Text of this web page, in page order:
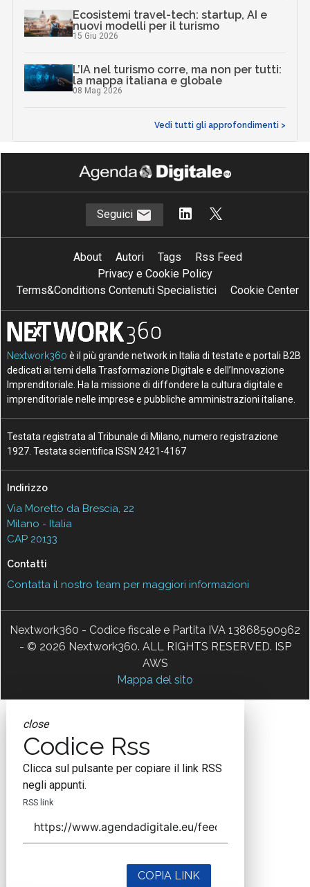
Ecosistemi travel-tech: startup, AI e
nuovi modelli per il turismo
15 Giu 2026
L’IA nel turismo corre, ma non per tutti:
la mappa italiana e globale
08 Mag 2026
Vedi tutti gli approfondimenti >
Seguici
About Autori Tags
Rss Feed
Privacy e Cookie Policy
Terms&Conditions Contenuti Specialistici
Cookie Center
Nextwork360 è il più grande network in Italia di testate e portali B2B
dedicati ai temi della Trasformazione Digitale e dell’Innovazione
Imprenditoriale. Ha la missione di diffondere la cultura digitale e
imprenditoriale nelle imprese e pubbliche amministrazioni italiane.
Testata registrata al Tribunale di Milano, numero registrazione
1927. Testata scientifica ISSN 2421-4167
Indirizzo
Via Moretto da Brescia, 22
Milano - Italia
CAP 20133
Contatti
Contatta il nostro team per maggiori informazioni
Nextwork360 - Codice fiscale e Partita IVA 13868590962
- © 2026 Nextwork360. ALL RIGHTS RESERVED. ISP
AWS
Mappa del sito
close
Codice Rss
Clicca sul pulsante per copiare il link RSS
negli appunti.
RSS link
COPIA LINK